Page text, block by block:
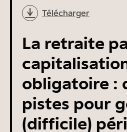
capital. Par ailleurs,
capacités
substantielles pour
entreprises. Enfin,
tous ses œufs dans le
c’est-à-dire en ayant
mêlant répartition et
Télécharger
La retraite
obligatoire :
pistes pour
(difficile)